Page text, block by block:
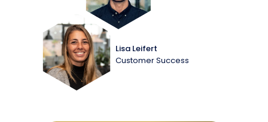
Lisa Leifert
Customer Success